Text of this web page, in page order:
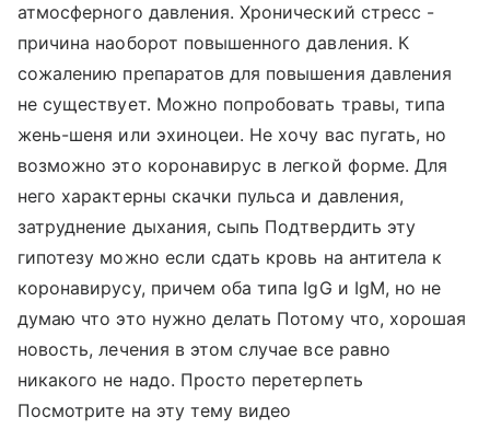
атмосферного давления. Хронический стресс -
причина наоборот повышенного давления. К
сожалению препаратов для повышения давления
не существует. Можно попробовать травы, типа
жень-шеня или эхиноцеи. Не хочу вас пугать, но
возможно это коронавирус в легкой форме. Для
него характерны скачки пульса и давления,
затруднение дыхания, сыпь Подтвердить эту
гипотезу можно если сдать кровь на антитела к
коронавирусу, причем оба типа IgG и IgM, но не
думаю что это нужно делать Потому что, хорошая
новость, лечения в этом случае все равно
никакого не надо. Просто перетерпеть
Посмотрите на эту тему видео